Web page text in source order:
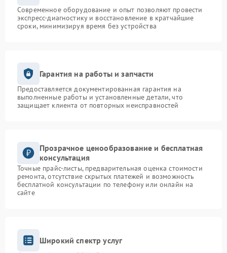
Современное оборудование и опыт позволяют провести
экспресс-диагностику и восстановление в кратчайшие
сроки, минимизируя время без устройства
Гарантия на работы и запчасти
Предоставляется документированная гарантия на
выполненные работы и установленные детали, что
защищает клиента от повторных неисправностей
Прозрачное ценообразование и бесплатная
консультация
Точные прайс-листы, предварительная оценка стоимости
ремонта, отсутствие скрытых платежей и возможность
бесплатной консультации по телефону или онлайн на
сайте
Широкий спектр услуг